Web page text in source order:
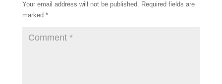
Your email address will not be published. Required fields are
marked *